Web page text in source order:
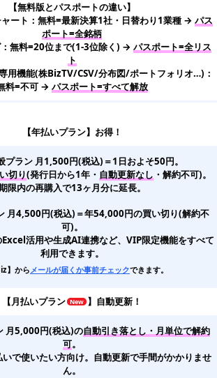
【無料版とパスポートの違い】
ート：無料=最新決算1社・日替わり1業種 → パス
ポート=全銘柄
無料=20位まで(1-3位除く) → パスポート=全リス
ト
用機能(株BizTV/CSV/分布図/ポートフォリオ…)：
料=不可 → パスポート=すべて解放
【年払いプラン】お得！
プラン 月1,500円(税込)＝1日およそ50円。
切り(発行日から1年・ 自動更新なし ・解約不可)。
限内の再購入で13ヶ月分に延長。
月4,500円(税込)＝年54,000円の買い切り(解約不
可)。
活用や生成AI連携など、VIP限定機能をすべて
利用できます。
】から メールが届くか事前チェックできます。
【月払いプラン 】自動更新！
月5,000円(税込)の自動引き落とし・月単位で解約
可。
で使いたい方向け。自動更新で手間がかかりませ
ん。